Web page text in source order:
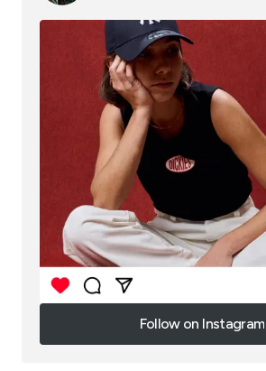
Follow on Instagram
Follow on Instagram